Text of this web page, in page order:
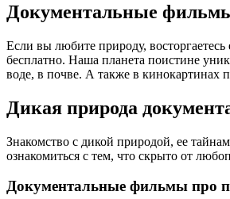
Документальные
Если вы любите природу,
бесплатно. Наша планета поистине
воде, в почве. А также в кинокартинах
Дикая природа
Знакомство с дикой природой, ее
ознакомиться с тем, что скрыто от
Документальные фильмы про